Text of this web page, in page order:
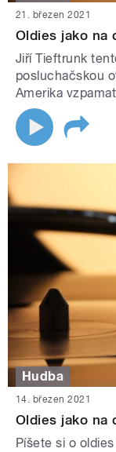
21. březen 2021
Oldies jako na
Jiří Tieftrunk
posluchačskou
Amerika
Hudba
14. březen 2021
Oldies jako na
Píšete si o